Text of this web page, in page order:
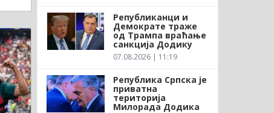
Републиканци и
Демократе траже
од Трампа враћање
санкција Додику
07.08.2026 | 11:19
Република Српска је
приватна
територија
Милорада Додика